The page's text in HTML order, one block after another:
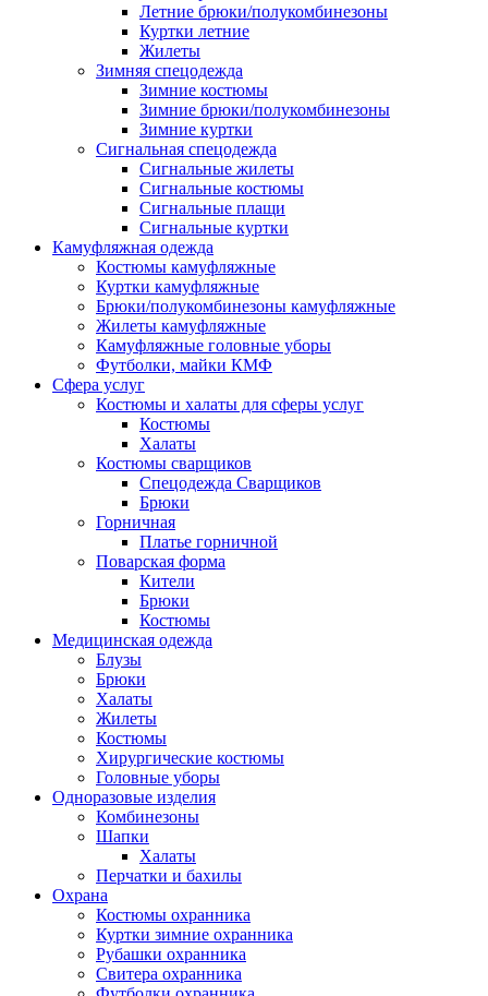
Летние брюки/полукомбинезоны
Куртки летние
Жилеты
Зимняя спецодежда
Зимние костюмы
Зимние брюки/полукомбинезоны
Зимние куртки
Сигнальная спецодежда
Сигнальные жилеты
Сигнальные костюмы
Сигнальные плащи
Сигнальные куртки
Камуфляжная одежда
Костюмы камуфляжные
Куртки камуфляжные
Брюки/полукомбинезоны камуфляжные
Жилеты камуфляжные
Камуфляжные головные уборы
Футболки, майки КМФ
Сфера услуг
Костюмы и халаты для сферы услуг
Костюмы
Халаты
Костюмы сварщиков
Спецодежда Сварщиков
Брюки
Горничная
Платье горничной
Поварская форма
Кители
Брюки
Костюмы
Медицинская одежда
Блузы
Брюки
Халаты
Жилеты
Костюмы
Хирургические костюмы
Головные уборы
Одноразовые изделия
Комбинезоны
Шапки
Халаты
Перчатки и бахилы
Охрана
Костюмы охранника
Куртки зимние охранника
Рубашки охранника
Свитера охранника